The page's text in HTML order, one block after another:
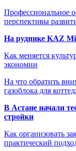
Профессиональное
перспективы
На руднике KAZ
Как меняется
экономии
На что обратить
газоблока для
В Астане начали
стройки
Как организовать
практический